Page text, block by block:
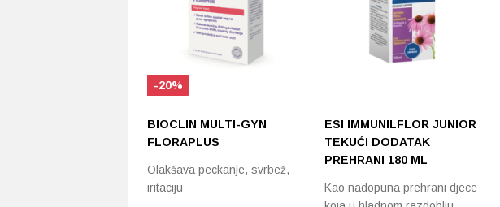
-20%
BIOCLIN MULTI-GYN
FLORAPLUS
Olakšava peckanje, svrbež,
iritaciju
ESI IMMUNILFLOR JUNIOR
TEKUĆI DODATAK
PREHRANI 180 ML
Kao nadopuna prehrani djece